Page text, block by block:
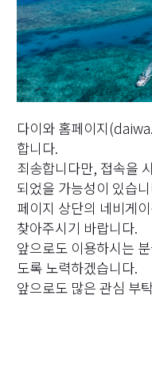
다이와 홈페이지
합니다.
죄송합니다만, 접속을
되었을 가능성이 있습
페이지 상단의 네비게
찾아주시기 바랍니다.
앞으로도 이용하시는
도록 노력하겠습니다.
앞으로도 많은 관심 부